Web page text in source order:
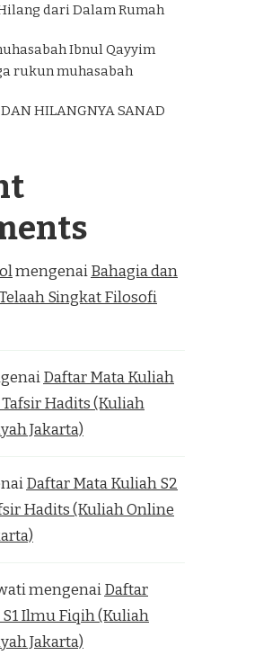
dari Dalam Rumah
Ibnul Qayyim
rukun muhasabah
HILANGNYA SANAD
mengenaiBahagia dan
Singkat Filosofi
Daftar Mata Kuliah
Hadits (Kuliah
Jakarta)
Daftar Mata Kuliah S2
Hadits (Kuliah Online
mengenaiDaftar
Ilmu Fiqih (Kuliah
Jakarta)